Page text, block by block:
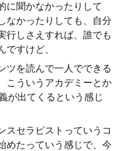
に聞かなかったりして
なかったりしても、自分
行しさえすれば、誰でも
すけど、
ツを読んで一人でできる
こういうアカデミーとか
が出てくるという感じ
スセラピストっていうコ
めたっていう感じで、今